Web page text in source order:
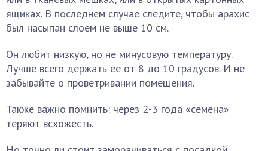
ящиках. В последнем случае следите, чтобы арахис
был насыпан слоем не выше 10 см.
Он любит низкую, но не минусовую температуру.
Лучше всего держать ее от 8 до 10 градусов. И не
забывайте о проветривании помещения.
Также важно помнить: через 2-3 года «семена»
теряют всхожесть.